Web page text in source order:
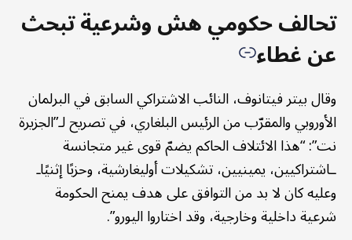
تحالف حكومي هش وشرعية تبحث
عن غطاء
وقال بيتر فيتانوف، النائب الاشتراكي السابق في البرلمان
الأوروبي والمقرّب من الرئيس البلغاري، في تصريح لـ”الجزيرة
نت”: “هذا الائتلاف الحاكم يضمّ قوى غير متجانسة
ـاشتراكيين، يمينيين، تشكيلات أوليغارشية، وحزبًا إثنيًاـ
وعليه كان لا بد من التوافق على هدف يمنح الحكومة
شرعية داخلية وخارجية، وقد اختاروا اليورو”.